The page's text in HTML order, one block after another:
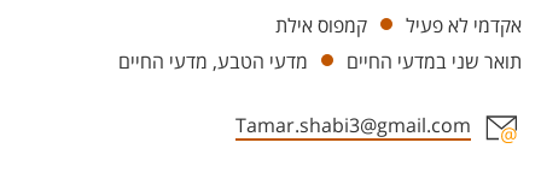
יחידות
אקדמי לא פעיל
קמפוס אילת
תואר שני במדעי החיים
מדעי הטבע, מדעי החיים
Tamar.shabi3@gmail.com